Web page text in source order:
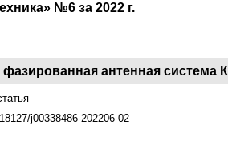
№6 за 2022 г.
фазированная антенная
j00338486-202206-02